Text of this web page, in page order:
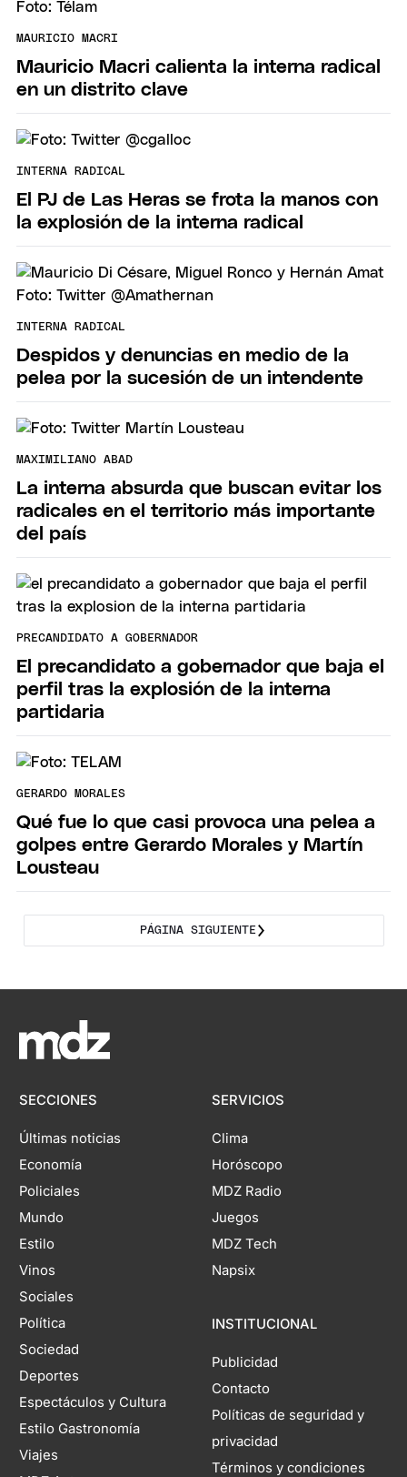
MAURICIO MACRI
Mauricio Macri calienta la interna radical
en un distrito clave
INTERNA RADICAL
El PJ de Las Heras se frota la manos con
la explosión de la interna radical
INTERNA RADICAL
Despidos y denuncias en medio de la
pelea por la sucesión de un intendente
MAXIMILIANO ABAD
La interna absurda que buscan evitar los
radicales en el territorio más importante
del país
PRECANDIDATO A GOBERNADOR
El precandidato a gobernador que baja el
perfil tras la explosión de la interna
partidaria
GERARDO MORALES
Qué fue lo que casi provoca una pelea a
golpes entre Gerardo Morales y Martín
Lousteau
PÁGINA SIGUIENTE
SECCIONES
Últimas noticias
Economía
Policiales
Mundo
Estilo
Vinos
Sociales
Política
Sociedad
Deportes
Espectáculos y Cultura
Estilo Gastronomía
Viajes
SERVICIOS
Clima
Horóscopo
MDZ Radio
Juegos
MDZ Tech
Napsix
INSTITUCIONAL
Publicidad
Contacto
Políticas de seguridad y
privacidad
Términos y condiciones